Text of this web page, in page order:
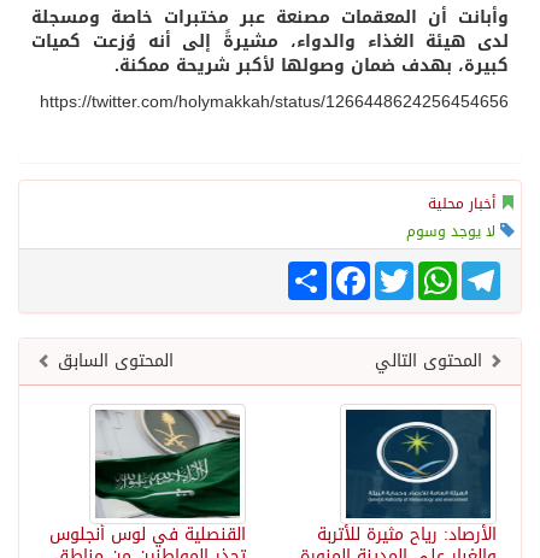
وأبانت أن المعقمات مصنعة عبر مختبرات خاصة ومسجلة
لدى هيئة الغذاء والدواء، مشيرةً إلى أنه وُزعت كميات
كبيرة، بهدف ضمان وصولها لأكبر شريحة ممكنة.
https://twitter.com/holymakkah/status/1266448624256454656
أخبار محلية
لا يوجد وسوم
انشر
FacebookTwitter
WhatsAppTelegram
المحتوى السابق المحتوى التالي
القنصلية في لوس أنجلوس الأرصاد: رياح مثيرة للأتربة